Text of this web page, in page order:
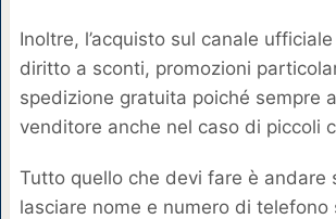
Inoltre, l’acquisto sul canale
diritto a sconti, promozioni
spedizione gratuita poiché sempre
venditore anche nel caso di piccoli
Tutto quello che devi fare è andare
lasciare nome e numero di telefono